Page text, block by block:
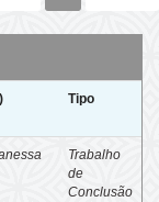
Tipo
Trabalho
de
Conclusão